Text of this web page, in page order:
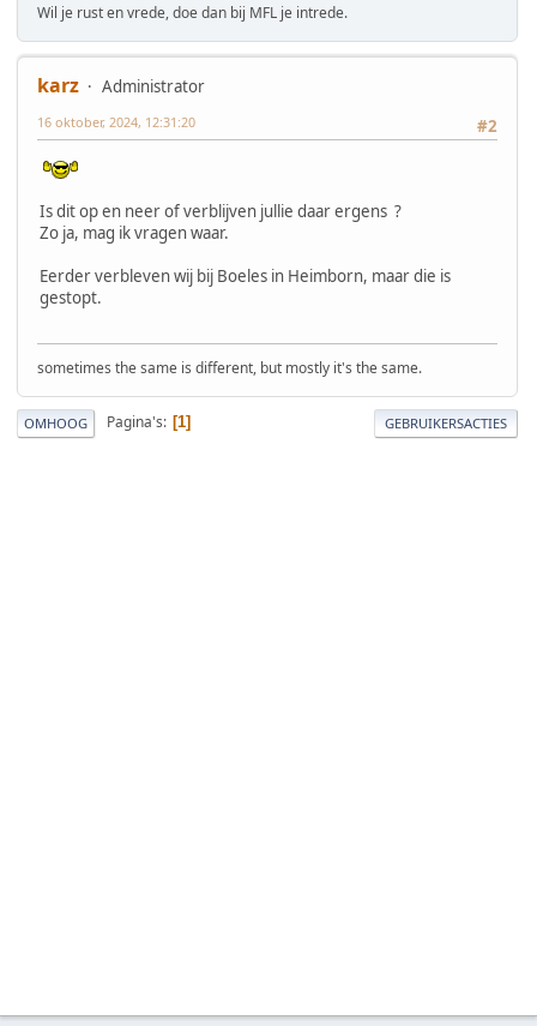
Wil je rust en vrede, doe dan bij MFL je intrede.
karz
Administrator
#2
16 oktober, 2024, 12:31:20
Is dit op en neer of verblijven jullie daar ergens ?
Zo ja, mag ik vragen waar.
Eerder verbleven wij bij Boeles in Heimborn, maar die is
gestopt.
sometimes the same is different, but mostly it's the same.
OMHOOG Pagina's 1 GEBRUIKERSACTIES